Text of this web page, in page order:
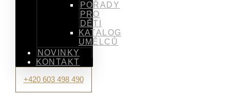
POŘADY
PRO
DĚTI
KATALOG
UMĚLCŮ
NOVINKY
KONTAKT
+420 603 498 490